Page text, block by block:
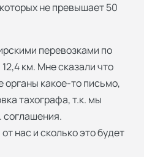
не превышает 50
перевозками по
км. Мне сказали что
какое-то письмо,
тахографа, т.к. мы
соглашения.
нас и сколько это будет